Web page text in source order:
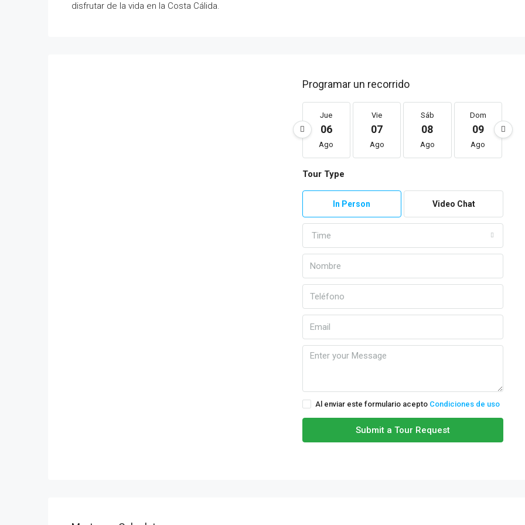
disfrutar de la vida en la Costa Cálida.
Programar un recorrido
Jue
06
Ago
Vie
07
Ago
Sáb
08
Ago
Dom
09
Ago
Tour Type
In Person Video Chat
Time
Al enviar este formulario acepto Condiciones de uso
Submit a Tour Request